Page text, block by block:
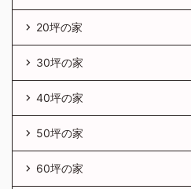
20坪の家
30坪の家
40坪の家
50坪の家
60坪の家